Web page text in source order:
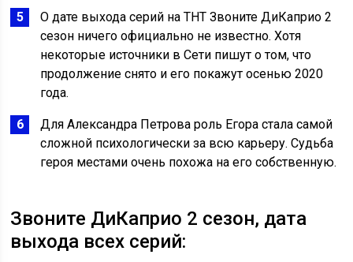
О дате выхода серий на ТНТ Звоните ДиКаприо 2
сезон ничего официально не известно. Хотя
некоторые источники в Сети пишут о том, что
продолжение снято и его покажут осенью 2020
года.
Для Александра Петрова роль Егора стала самой
сложной психологически за всю карьеру. Судьба
героя местами очень похожа на его собственную.
Звоните ДиКаприо 2 сезон, дата
выхода всех серий: